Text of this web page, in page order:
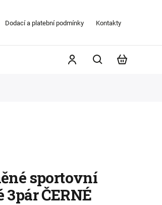
Dodací a platební podmínky Kontakty
Kontakty
sportovní
ČERNÉ